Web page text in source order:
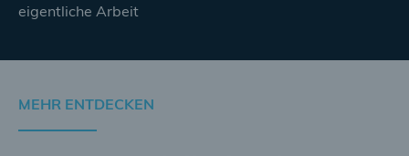
eigentliche Arbeit
MEHR ENTDECKEN